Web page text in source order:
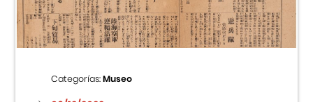
Categorías:Museo